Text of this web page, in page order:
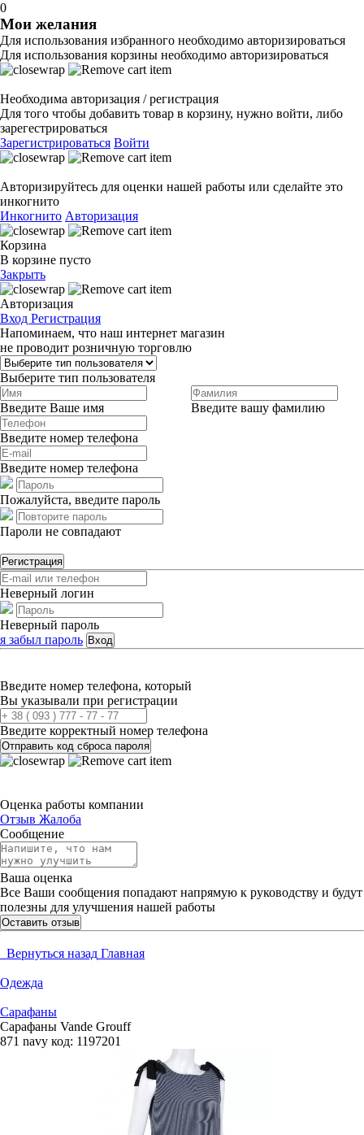
0
Мои желания
Для использования избранного необходимо авторизироваться
Для использования корзины необходимо авторизироваться
Необходима авторизация / регистрация
Для того чтобы добавить товар в корзину, нужно войти, либо
зарегестрироваться
Зарегистрироваться Войти
Авторизируйтесь для оценки нашей работы или сделайте это
инкогнито
Инкогнито Авторизация
Корзина
В корзине пусто
Закрыть
Авторизация
Вход Регистрация
Напоминаем, что наш интернет магазин
не проводит розничную торговлю
Выберите тип пользователя
Введите Ваше имя Введите вашу фамилию
Введите номер телефона
Введите номер телефона
Пожалуйста, введите пароль
Пароли не совпадают
Регистрация
Неверный логин
Неверный пароль
я забыл пароль Вход
Введите номер телефона, который
Вы указывали при регистрации
Введите корректный номер телефона
Отправить код сброса пароля
Оценка работы компании
Отзыв Жалоба
Сообщение
Ваша оценка
Все Ваши сообщения попадают напрямую к руководству и будут
полезны для улучшения нашей работы
Оставить отзыв
Вернуться назад Главная
Одежда
Сарафаны
Сарафаны Vande Grouff
871 navy код: 1197201